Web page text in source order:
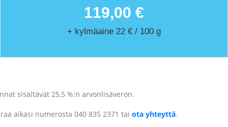
119,00 €
+ kylmäaine 22 € / 100 g
sisältävät 25,5 %:n arvonlisäveron.
aikasi numerosta 040 835 2371 tai ota yhteyttä.